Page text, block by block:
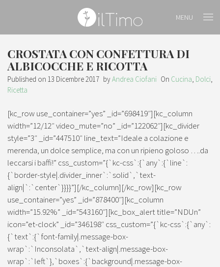
MENU
CROSTATA CON CONFETTURA DI
ALBICOCCHE E RICOTTA
Published on 13 Dicembre 2017 byAndrea Ciofani On Cucina, Dolci,
Ricetta
[kc_row use_container=”yes” _id=”698419″][kc_column
width=”12/12″ video_mute=”no” _id=”122062″][kc_divider
style=”3″ _id=”447510″ line_text=”Ideale a colazione e
merenda, un dolce semplice, ma con un ripieno goloso ….da
leccarsi i baffi!” css_custom=”{`kc-css`:{`any`:{`line`:
{`border-style|.divider_inner`:`solid`,`text-
align|`:`center`}}}}”][/kc_column][/kc_row][kc_row
use_container=”yes” _id=”878400″][kc_column
width=”15.92%” _id=”543160″][kc_box_alert title=”NDUn”
icon=”et-clock” _id=”346198″ css_custom=”{`kc-css`:{`any`:
{`text`:{`font-family|.message-box-
wrap`:`Inconsolata`,`text-align|.message-box-
wrap`:`left`},`boxes`:{`background|.message-box-